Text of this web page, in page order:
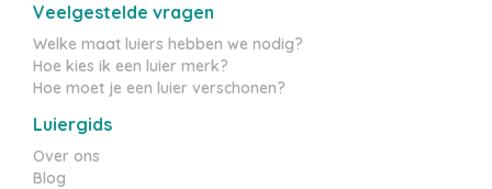
Veelgestelde vragen
Welke maat luiers hebben we nodig?
Hoe kies ik een luier merk?
Hoe moet je een luier verschonen?
Luiergids
Over ons
Blog